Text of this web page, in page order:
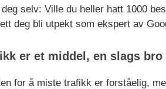
selv: Ville du heller hatt 1000
deg bli utpekt som ekspert av
er et middel, en slags
for å miste trafikk er forståelig,